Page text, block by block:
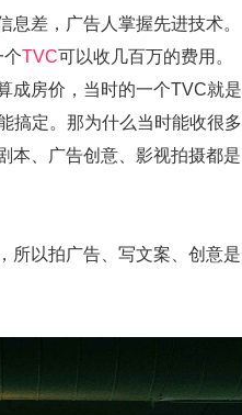
差，广告人掌握先进技术。
个TVC可以收几百万的费用。
成房价，当时的一个TVC就是
搞定。那为什么当时能收很多
本、广告创意、影视拍摄都是
所以拍广告、写文案、创意是